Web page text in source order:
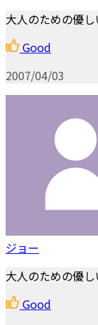
大人のための優し
Good
2007/04/03
ジョー
大人のための優し
Good